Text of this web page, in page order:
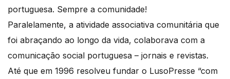
portuguesa. Sempre a comunidade!
Paralelamente, a atividade associativa comunitária que
foi abraçando ao longo da vida, colaborava com a
comunicação social portuguesa – jornais e revistas.
Até que em 1996 resolveu fundar o LusoPresse “com